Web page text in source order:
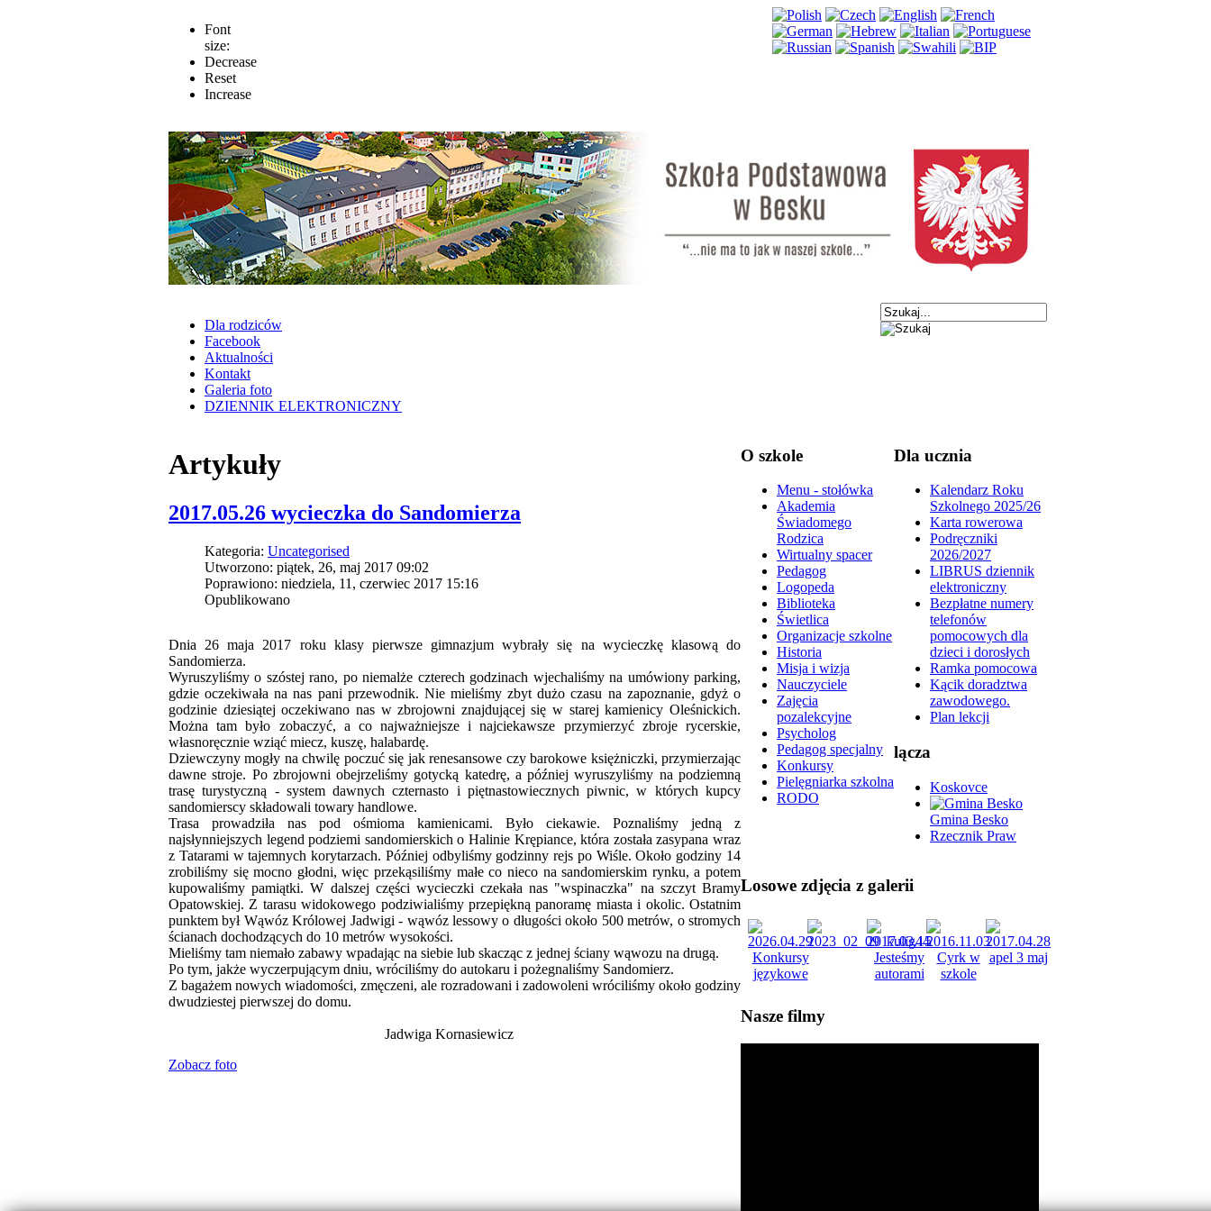
Font
size:
Decrease
Reset
Increase
Dla rodziców
Facebook
Aktualności
Kontakt
Galeria foto
DZIENNIK ELEKTRONICZNY
Artykuły
2017.05.26 wycieczka do Sandomierza
Kategoria: Uncategorised
Utworzono: piątek, 26, maj 2017 09:02
Poprawiono: niedziela, 11, czerwiec 2017 15:16
Opublikowano
Dnia 26 maja 2017 roku klasy pierwsze gimnazjum wybrały się na wycieczkę klasową do
Sandomierza.
Wyruszyliśmy o szóstej rano, po niemalże czterech godzinach wjechaliśmy na umówiony parking,
gdzie oczekiwała na nas pani przewodnik. Nie mieliśmy zbyt dużo czasu na zapoznanie, gdyż o
godzinie dziesiątej oczekiwano nas w zbrojowni znajdującej się w starej kamienicy Oleśnickich.
Można tam było zobaczyć, a co najważniejsze i najciekawsze przymierzyć zbroje rycerskie,
własnoręcznie wziąć miecz, kuszę, halabardę.
Dziewczyny mogły na chwilę poczuć się jak renesansowe czy barokowe księżniczki, przymierzając
dawne stroje. Po zbrojowni obejrzeliśmy gotycką katedrę, a później wyruszyliśmy na podziemną
trasę turystyczną - system dawnych czternasto i piętnastowiecznych piwnic, w których kupcy
sandomierscy składowali towary handlowe.
Trasa prowadziła nas pod ośmioma kamienicami. Było ciekawie. Poznaliśmy jedną z
najsłynniejszych legend podziemi sandomierskich o Halinie Krępiance, która została zasypana wraz
z Tatarami w tajemnych korytarzach. Później odbyliśmy godzinny rejs po Wiśle. Około godziny 14
zrobiliśmy się mocno głodni, więc przekąsiliśmy małe co nieco na sandomierskim rynku, a potem
kupowaliśmy pamiątki. W dalszej części wycieczki czekała nas "wspinaczka" na szczyt Bramy
Opatowskiej. Z tarasu widokowego podziwialiśmy przepiękną panoramę miasta i okolic. Ostatnim
punktem był Wąwóz Królowej Jadwigi - wąwóz lessowy o długości około 500 metrów, o stromych
ścianach dochodzących do 10 metrów wysokości.
Mieliśmy tam niemało zabawy wpadając na siebie lub skacząc z jednej ściany wąwozu na drugą.
Po tym, jakże wyczerpującym dniu, wróciliśmy do autokaru i pożegnaliśmy Sandomierz.
Z bagażem nowych wiadomości, zmęczeni, ale rozradowani i zadowoleni wróciliśmy około godziny
dwudziestej pierwszej do domu.
Jadwiga Kornasiewicz
Zobacz foto
O szkole
Menu - stołówka
Akademia
Świadomego
Rodzica
Wirtualny spacer
Pedagog
Logopeda
Biblioteka
Świetlica
Organizacje szkolne
Historia
Misja i wizja
Nauczyciele
Zajęcia
pozalekcyjne
Psycholog
Pedagog specjalny
Konkursy
Pielęgniarka szkolna
RODO
Dla ucznia
Kalendarz Roku
Szkolnego 2025/26
Karta rowerowa
Podręczniki
2026/2027
LIBRUS dziennik
elektroniczny
Bezpłatne numery
telefonów
pomocowych dla
dzieci i dorosłych
Ramka pomocowa
Kącik doradztwa
zawodowego.
Plan lekcji
lącza
Koskovce
Gmina Besko
Rzecznik Praw
Losowe zdjęcia z galerii
Nasze filmy